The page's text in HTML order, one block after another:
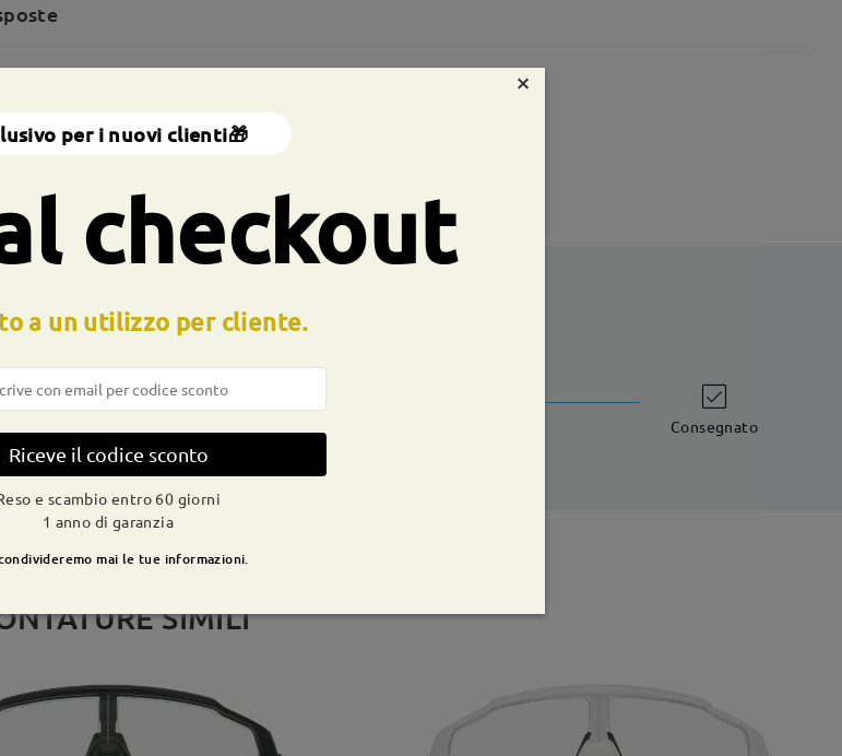
25g
Materiale: Tr
CONSEGNA
Consegnato
SIMILI
×
per i nuovi clienti🎁
checkout
a un utilizzo per cliente.
Riceve il codice sconto
e scambio entro 60 giorni
1 anno di garanzia
mai le tue informazioni.